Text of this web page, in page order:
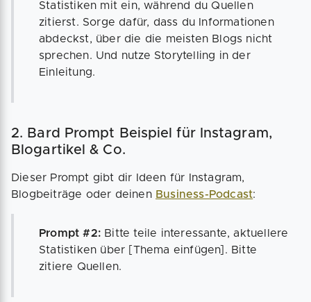
Statistiken mit ein, während du Quellen
zitierst. Sorge dafür, dass du Informationen
abdeckst, über die die meisten Blogs nicht
sprechen. Und nutze Storytelling in der
Einleitung.
2. Bard Prompt Beispiel für Instagram,
Blogartikel & Co.
Dieser Prompt gibt dir Ideen für Instagram,
Blogbeiträge oder deinen Business-Podcast:
Prompt #2: Bitte teile interessante, aktuellere
Statistiken über [Thema einfügen]. Bitte
zitiere Quellen.